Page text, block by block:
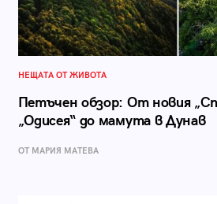
НЕЩАТА ОТ ЖИВОТА
Петъчен обзор: От новия
„Одисея“ до мамута в Дунав
ОТ МАРИЯ МАТЕВА